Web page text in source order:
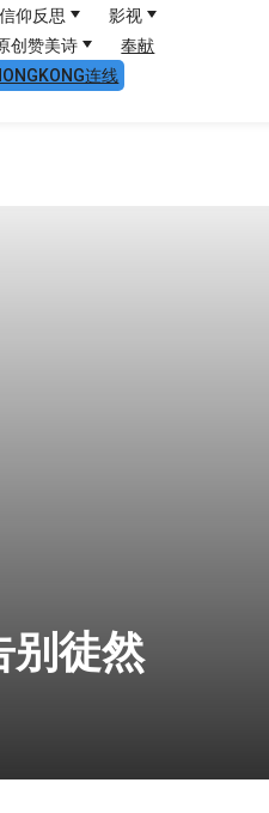
信仰反思
影视
创赞美诗
奉献
连线
别徒然